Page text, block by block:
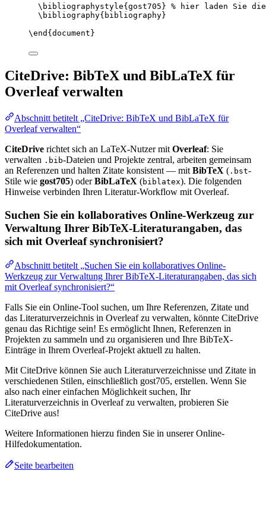
\bibliographystyle{gost705} % hier laden Sie
\bibliography{bibliography}
\end { document }
CiteDrive: BibTeX und BibLaTeX für
Overleaf verwalten
Abschnitt betitelt „CiteDrive: BibTeX und BibLaTeX für
Overleaf verwalten“
CiteDrive richtet sich an LaTeX-Nutzer mit Overleaf: Sie
verwalten .bib-Dateien und Projekte zentral, arbeiten gemeinsam
an Referenzen und halten Zitate konsistent — mit BibTeX ( .bst-
Stile wie gost705) oderBibLaTeX (biblatex). Die folgenden
Hinweise verbinden Ihren Literatur-Workflow mit Overleaf.
Suchen Sie ein kollaboratives Online-Werkzeug zur
Verwaltung Ihrer BibTeX-Literaturangaben, das
sich mit Overleaf synchronisiert?
Abschnitt betitelt „Suchen Sie ein kollaboratives Online-
Werkzeug zur Verwaltung Ihrer BibTeX-Literaturangaben, das sich
mit Overleaf synchronisiert?“
Falls Sie ein Online-Tool suchen, um Ihre Referenzen, Zitate und
das Literaturverzeichnis in Overleaf zu verwalten, könnte CiteDrive
genau das Richtige sein! Es ermöglicht Ihnen, Referenzen in
Projekten zu sammeln und zu organisieren und Ihre BibTeX-
Einträge in Ihrem Overleaf-Projekt aktuell zu halten.
Mit CiteDrive können Sie auch Literaturverzeichnisse und Zitate in
verschiedenen Stilen, einschließlich gost705, erstellen. Wenn Sie
also nach einer einfachen Möglichkeit suchen, Ihr
Literaturverzeichnis in Overleaf zu verwalten, probieren Sie
CiteDrive aus!
Weitere Informationen hierzu finden Sie in unserer Online-
Hilfedokumentation.
Seite bearbeiten